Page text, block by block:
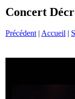
Concert
Précédent | Accueil |